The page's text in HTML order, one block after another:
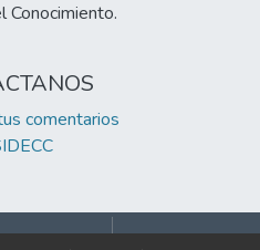
Conocimiento.
comentarios